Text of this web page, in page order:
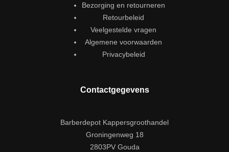
Bezorging en retourneren
Retourbeleid
Veelgestelde vragen
Algemene voorwaarden
Privacybeleid
Contactgegevens
Barberdepot Kappersgroothandel
Groningenweg 18
2803PV Gouda